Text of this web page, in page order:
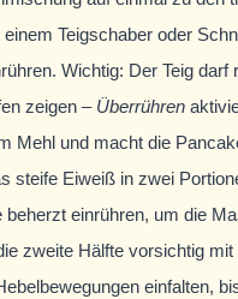
Teigschaber oder
Wichtig: Der Teig darf
zeigen – Überrühren
Mehl und macht die
steife Eiweiß in zwei
beherzt einrühren, um die
zweite Hälfte vorsichtig mit
einfalten,